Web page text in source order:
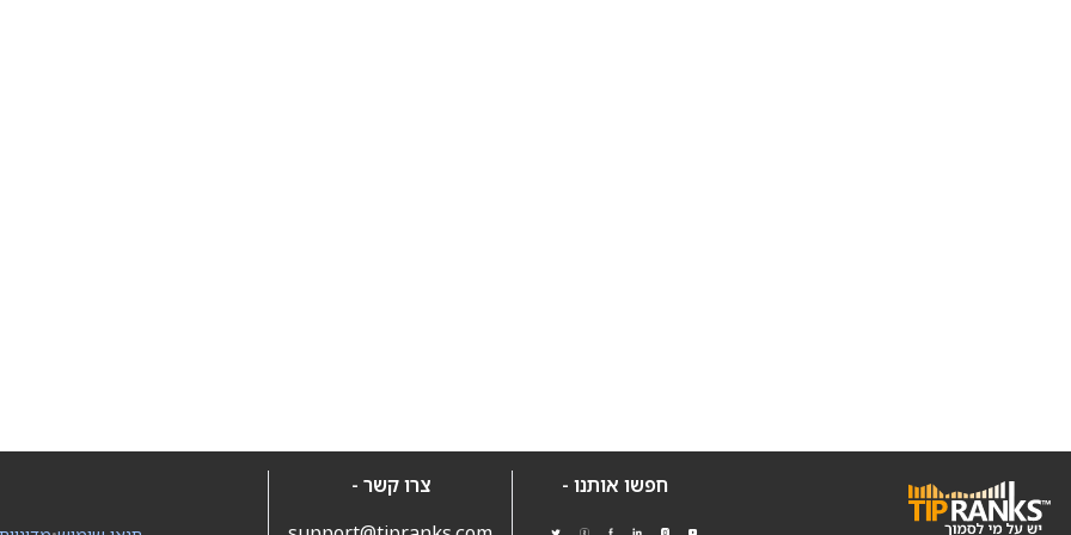
חפשו אותנו -
צרו קשר -